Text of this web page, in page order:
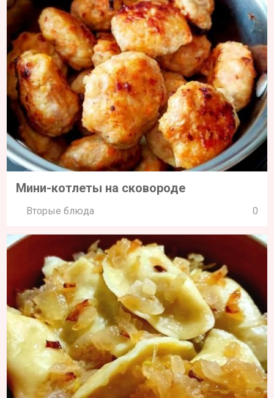
Мини-котлеты на сковороде
Вторые блюда 0